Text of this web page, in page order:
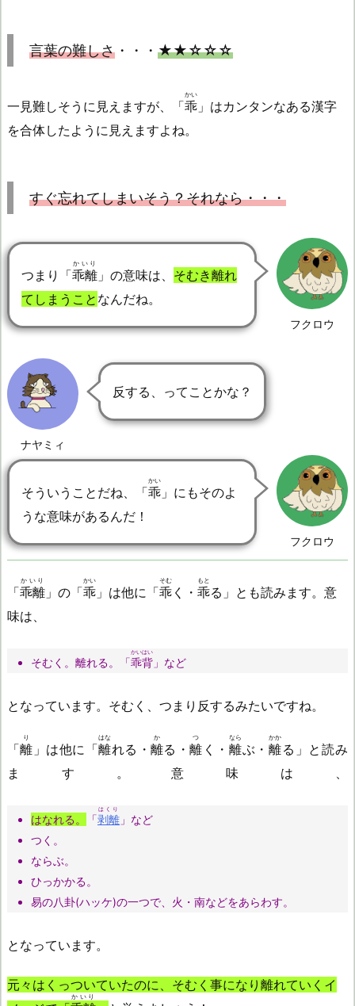
言葉の難しさ ・・・ ★★☆☆☆
一見難しそうに見えますが、「乖
かい
」はカンタンなある漢字
を合体したように見えますよね。
すぐ忘れてしまいそう？それなら・・・
フクロウ
つまり「乖離
かいり
」の意味は、 そむき離れ
てしまうこと なんだね。
ナヤミィ
反する、ってことかな？
フクロウ
そういうことだね、「乖
かい
」にもそのよ
うな意味があるんだ！
「乖離
かいり
」の「乖
かい
」は他に「乖
そむ
く・ 乖
もと
る」とも読みます。意
味は、
そむく。離れる。「乖背
かいはい
」など
となっています。そむく、つまり反するみたいですね。
「離
り
」は他に「離
はな
れる・ 離
か
る・ 離
つ
く・ 離
なら
ぶ・ 離
かか
る」と読み
ます。意味は、
はなれる。 「剥離
はくり
」など
つく。
ならぶ。
ひっかかる。
易の八卦(ハッケ)の一つで、火・南などをあらわす。
となっています。
元々はくっついていたのに、そむく事になり離れていくイ
かいり